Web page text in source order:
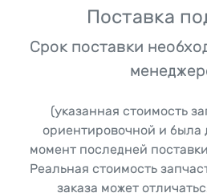
Поставка
Срок поставки
(указанная стоимость
ориентировочной и была
момент последней
Реальная стоимость
заказа может